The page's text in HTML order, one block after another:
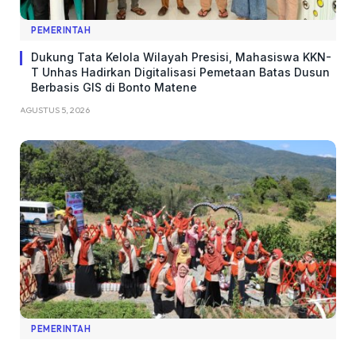
PEMERINTAH
Dukung Tata Kelola Wilayah Presisi, Mahasiswa KKN-
T Unhas Hadirkan Digitalisasi Pemetaan Batas Dusun
Berbasis GIS di Bonto Matene
AGUSTUS 5, 2026
PEMERINTAH